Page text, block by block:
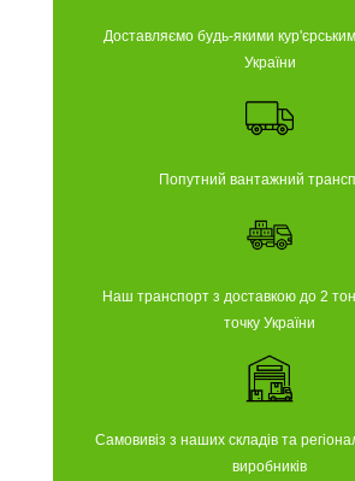
Доставляємо будь-якими
України
Попутний вантажний
Наш транспорт з доставкою до 2
точку України
Самовивіз з наших складів та
виробників